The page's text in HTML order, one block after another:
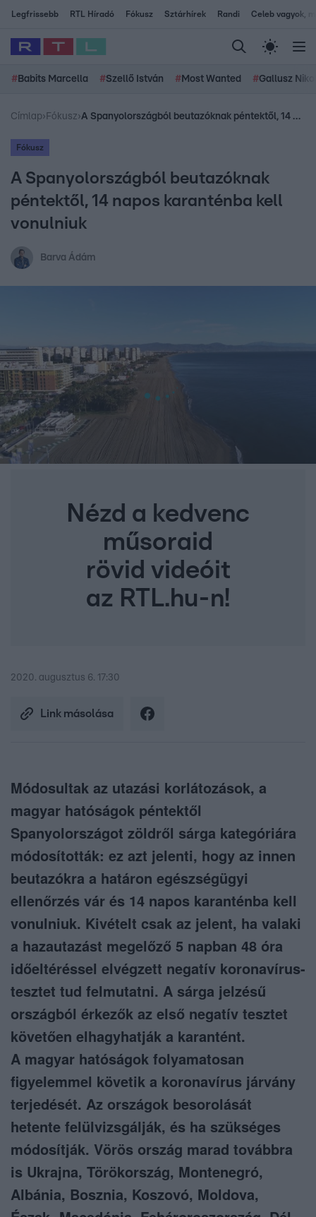
Legfrissebb RTL Híradó Fókusz Sztárhírek Randi Celeb vagyok,
# Babits Marcella #Szellő István # Most Wanted #Gallusz
Címlap› Fókusz› A Spanyolországból beutazóknak péntektől, 14 napos karanténba kell vonulniuk
Fókusz
A Spanyolországból beutazóknak
péntektől, 14 napos karanténba kell
vonulniuk
Barva Ádám
Nézd a kedvenc
műsoraid
rövid videóit
az RTL.hu-n!
2020. augusztus 6. 17:30
Link másolása
Módosultak az utazási korlátozások, a
magyar hatóságok péntektől
Spanyolországot zöldről sárga kategóriára
módosították: ez azt jelenti, hogy az innen
beutazókra a határon egészségügyi
ellenőrzés vár és 14 napos karanténba kell
vonulniuk. Kivételt csak az jelent, ha valaki
a hazautazást megelőző 5 napban 48 óra
időeltéréssel elvégzett negatív koronavírus-
tesztet tud felmutatni. A sárga jelzésű
országból érkezők az első negatív tesztet
követően elhagyhatják a karantént.
A magyar hatóságok folyamatosan
figyelemmel követik a koronavírus járvány
terjedését. Az országok besorolását
hetente felülvizsgálják, és ha szükséges
módosítják. Vörös ország marad továbbra
is Ukrajna, Törökország, Montenegró,
Albánia, Bosznia, Koszovó, Moldova,